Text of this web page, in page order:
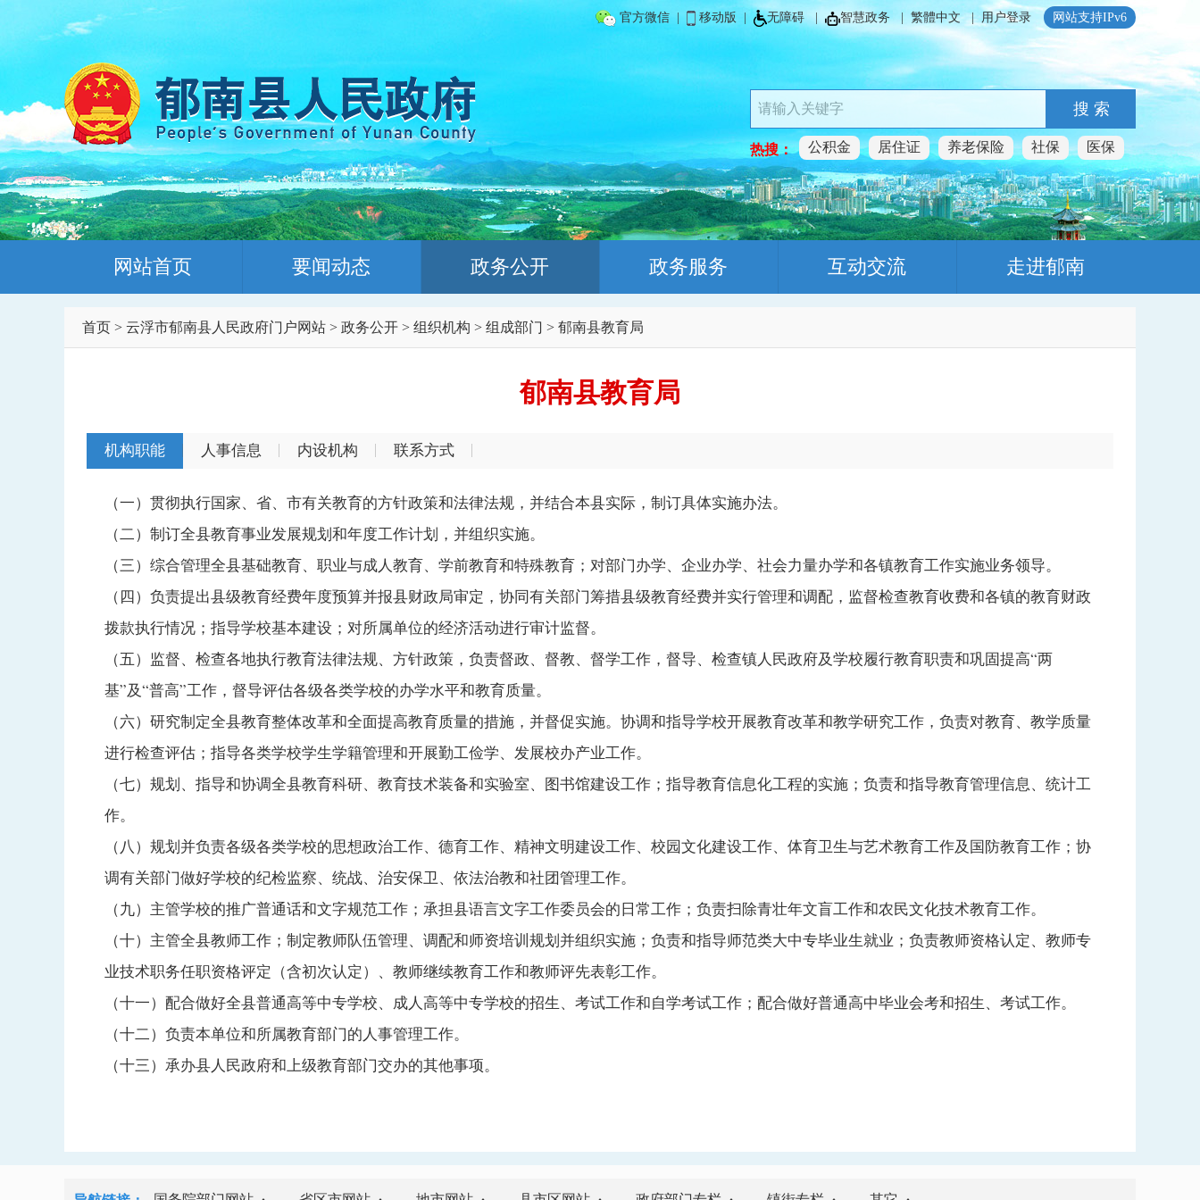
官方微信 移动版 无障碍 | 智慧政务| 繁體中文| 用户登录 网站支持IPv6
搜 索
热搜： 公积金 居住证 养老保险 社保 医保
网站首页 要闻动态 政务公开 政务服务 互动交流 走进郁南
首页 > 云浮市郁南县人民政府门户网站 > 政务公开 > 组织机构 > 组成部门 > 郁南县教育局
郁南县教育局
机构职能 人事信息 内设机构 联系方式
（一）贯彻执行国家、省、市有关教育的方针政策和法律法规，并结合本县实际，制订具体实施办法。
（二）制订全县教育事业发展规划和年度工作计划，并组织实施。
（三）综合管理全县基础教育、职业与成人教育、学前教育和特殊教育；对部门办学、企业办学、社会力量办学和各镇教育工作实施业务领导。
（四）负责提出县级教育经费年度预算并报县财政局审定，协同有关部门筹措县级教育经费并实行管理和调配，监督检查教育收费和各镇的教育财政
拨款执行情况；指导学校基本建设；对所属单位的经济活动进行审计监督。
（五）监督、检查各地执行教育法律法规、方针政策，负责督政、督教、督学工作，督导、检查镇人民政府及学校履行教育职责和巩固提高“两
基”及“普高”工作，督导评估各级各类学校的办学水平和教育质量。
（六）研究制定全县教育整体改革和全面提高教育质量的措施，并督促实施。协调和指导学校开展教育改革和教学研究工作，负责对教育、教学质量
进行检查评估；指导各类学校学生学籍管理和开展勤工俭学、发展校办产业工作。
（七）规划、指导和协调全县教育科研、教育技术装备和实验室、图书馆建设工作；指导教育信息化工程的实施；负责和指导教育管理信息、统计工
作。
（八）规划并负责各级各类学校的思想政治工作、德育工作、精神文明建设工作、校园文化建设工作、体育卫生与艺术教育工作及国防教育工作；协
调有关部门做好学校的纪检监察、统战、治安保卫、依法治教和社团管理工作。
（九）主管学校的推广普通话和文字规范工作；承担县语言文字工作委员会的日常工作；负责扫除青壮年文盲工作和农民文化技术教育工作。
（十）主管全县教师工作；制定教师队伍管理、调配和师资培训规划并组织实施；负责和指导师范类大中专毕业生就业；负责教师资格认定、教师专
业技术职务任职资格评定（含初次认定）、教师继续教育工作和教师评先表彰工作。
（十一）配合做好全县普通高等中专学校、成人高等中专学校的招生、考试工作和自学考试工作；配合做好普通高中毕业会考和招生、考试工作。
（十二）负责本单位和所属教育部门的人事管理工作。
（十三）承办县人民政府和上级教育部门交办的其他事项。